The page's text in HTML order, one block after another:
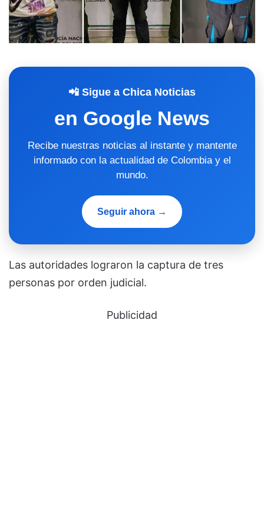
📲 Sigue a Chica Noticias
en Google News
Recibe nuestras noticias al instante y mantente
informado con la actualidad de Colombia y el
mundo.
Seguir ahora →
Las autoridades lograron la captura de tres
personas por orden judicial.
Publicidad